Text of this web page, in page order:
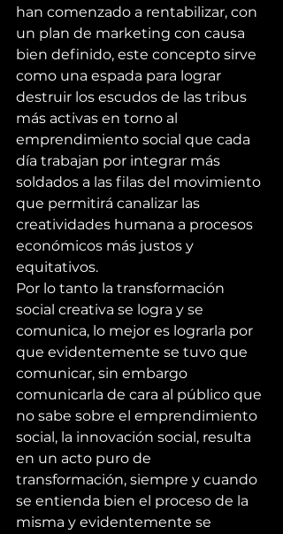
han comenzado a rentabilizar, con
un plan de marketing con causa
bien definido, este concepto sirve
como una espada para lograr
destruir los escudos de las tribus
más activas en torno al
emprendimiento social que cada
día trabajan por integrar más
soldados a las filas del movimiento
que permitirá canalizar las
creatividades humana a procesos
económicos más justos y
equitativos.
Por lo tanto la transformación
social creativa se logra y se
comunica, lo mejor es lograrla por
que evidentemente se tuvo que
comunicar, sin embargo
comunicarla de cara al público que
no sabe sobre el emprendimiento
social, la innovación social, resulta
en un acto puro de
transformación, siempre y cuando
se entienda bien el proceso de la
misma y evidentemente se